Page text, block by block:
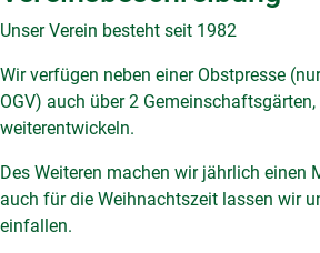
Unser Verein besteht seit 1982
Wir verfügen neben einer Obstpresse
OGV) auch über 2
weiterentwickeln.
Des Weiteren machen wir jährlich einen
auch für die Weihnachtszeit lassen wir
einfallen.